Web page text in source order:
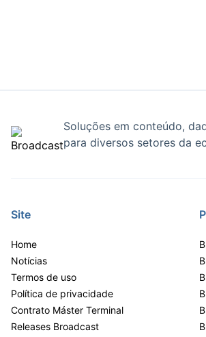
Crédito
Soluções em conteúdo,
para diversos setores da
Site
Home
Notícias
Termos de uso
Política de privacidade
Contrato Máster Terminal
Releases Broadcast